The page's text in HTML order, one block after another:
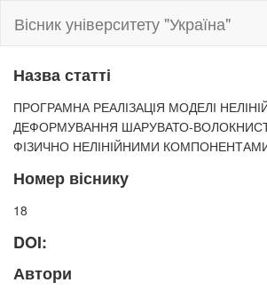
Вісник університету "Україна"
Назва статті
ПРОГРАМНА РЕАЛІЗАЦІЯ МОДЕЛІ
ДЕФОРМУВАННЯ ШАРУВАТО-
ФІЗИЧНО НЕЛІНІЙНИМИ
Номер віснику
18
DOI:
Автори